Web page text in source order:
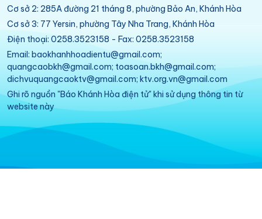
Cơ sở 2: 285A đường 21 tháng 8, phường Bảo An, Khánh Hòa
Cơ sở 3: 77 Yersin, phường Tây Nha Trang, Khánh Hòa
Điện thoại: 0258.3523158 - Fax: 0258.3523158
Email: baokhanhhoadientu@gmail.com;
quangcaobkh@gmail.com; toasoan.bkh@gmail.com;
dichvuquangcaoktv@gmail.com; ktv.org.vn@gmail.com
Ghi rõ nguồn "Báo Khánh Hòa điện tử" khi sử dụng thông tin từ
website này